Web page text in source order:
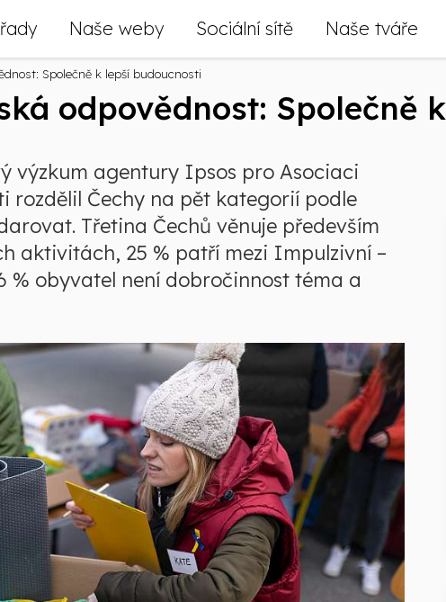
Naše weby Sociální sítě Naše tváře
Společně k lepší budoucnosti
odpovědnost: Společně
výzkum agentury Ipsos pro Asociaci
rozdělil Čechy na pět kategorií podle
Třetina Čechů věnuje především
aktivitách, 25 % patří mezi Impulzivní –
% obyvatel není dobročinnost téma a